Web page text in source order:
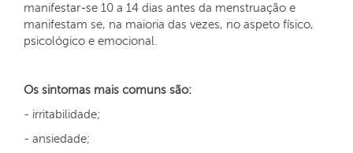
manifestar-se 10 a 14 dias antes da menstruação e
manifestam se, na maioria das vezes, no aspeto físico,
psicológico e emocional.
Os sintomas mais comuns são:
- irritabilidade;
- ansiedade;